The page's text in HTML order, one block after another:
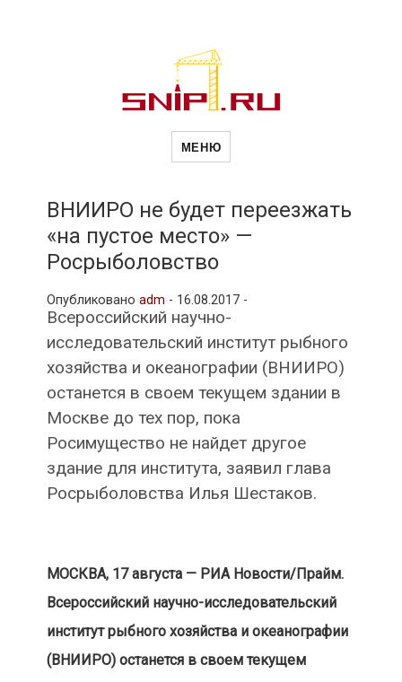
Новости
рубрики
МЕНЮ
ВНИИРО не будет переезжать
«на пустое место» —
Росрыболовство
Опубликовано adm - 16.08.2017 -
Всероссийский научно-
исследовательский институт рыбного
хозяйства и океанографии (ВНИИРО)
останется в своем текущем здании в
Москве до тех пор, пока
Росимущество не найдет другое
здание для института, заявил глава
Росрыболовства Илья Шестаков.
МОСКВА, 17 августа — РИА Новости/Прайм.
Всероссийский научно-исследовательский
институт рыбного хозяйства и океанографии
(ВНИИРО) останется в своем текущем